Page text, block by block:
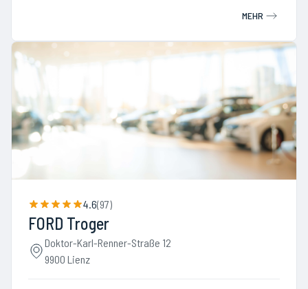
MEHR
4.6(97)
FORD Troger
Doktor-Karl-Renner-Straße 12
9900 Lienz